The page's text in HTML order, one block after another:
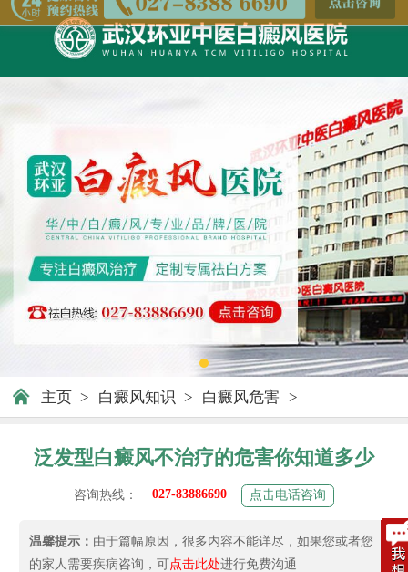
主页 > 白癜风知识 > 白癜风危害 >
泛发型白癜风不治疗的危害你知道多少
咨询热线： 027-83886690 点击电话咨询
温馨提示： 由于篇幅原因，很多内容不能详尽，如果您或者您
的家人需要疾病咨询，可点击此处进行免费沟通